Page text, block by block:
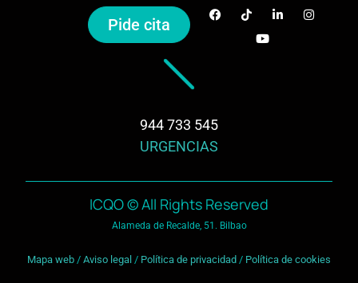
Pide cita
944 733 545
URGENCIAS
ICQO © All Rights Reserved
Alameda de Recalde, 51. Bilbao
Mapa web / Aviso legal / Política de privacidad / Política de cookies